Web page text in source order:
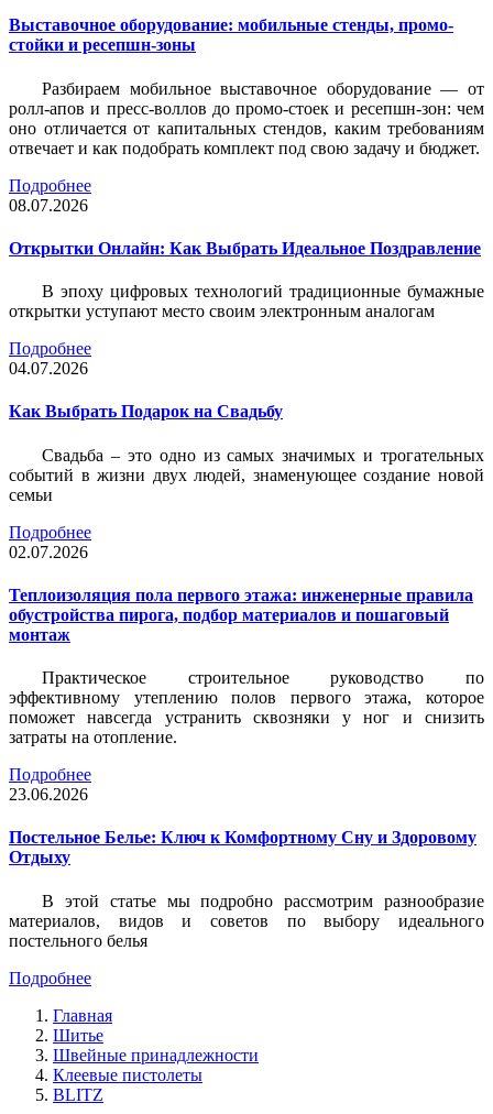
Выставочное оборудование: мобильные стенды, промо-
стойки и ресепшн-зоны
Разбираем мобильное выставочное оборудование — от
ролл-апов и пресс-воллов до промо-стоек и ресепшн-зон: чем
оно отличается от капитальных стендов, каким требованиям
отвечает и как подобрать комплект под свою задачу и бюджет.
Подробнее
08.07.2026
Открытки Онлайн: Как Выбрать Идеальное Поздравление
В эпоху цифровых технологий традиционные бумажные
открытки уступают место своим электронным аналогам
Подробнее
04.07.2026
Как Выбрать Подарок на Свадьбу
Свадьба – это одно из самых значимых и трогательных
событий в жизни двух людей, знаменующее создание новой
семьи
Подробнее
02.07.2026
Теплоизоляция пола первого этажа: инженерные правила
обустройства пирога, подбор материалов и пошаговый
монтаж
Практическое строительное руководство по
эффективному утеплению полов первого этажа, которое
поможет навсегда устранить сквозняки у ног и снизить
затраты на отопление.
Подробнее
23.06.2026
Постельное Белье: Ключ к Комфортному Сну и Здоровому
Отдыху
В этой статье мы подробно рассмотрим разнообразие
материалов, видов и советов по выбору идеального
постельного белья
Подробнее
Главная
Шитье
Швейные принадлежности
Клеевые пистолеты
BLITZ